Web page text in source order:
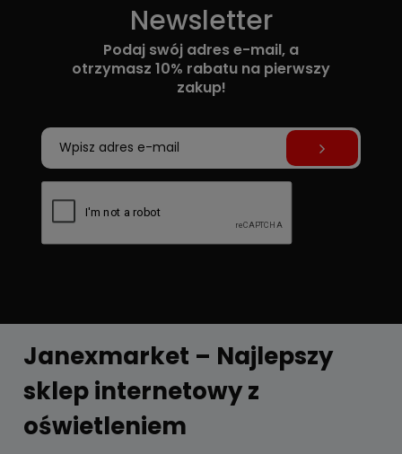
Newsletter
Podaj swój adres e-mail, a
otrzymasz 10% rabatu na pierwszy
zakup!
Janexmarket – Najlepszy
sklep internetowy z
oświetleniem